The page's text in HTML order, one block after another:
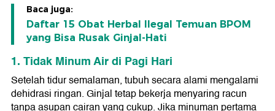
Baca juga:
Daftar 15 Obat Herbal Ilegal Temuan BPOM
yang Bisa Rusak Ginjal-Hati
1. Tidak Minum Air di Pagi Hari
Setelah tidur semalaman, tubuh secara alami mengalami
dehidrasi ringan. Ginjal tetap bekerja menyaring racun
tanpa asupan cairan yang cukup. Jika minuman pertama